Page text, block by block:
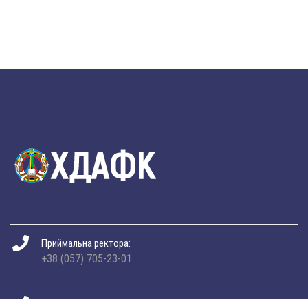
Приймальна ректора:
+38 (057) 705-23-01